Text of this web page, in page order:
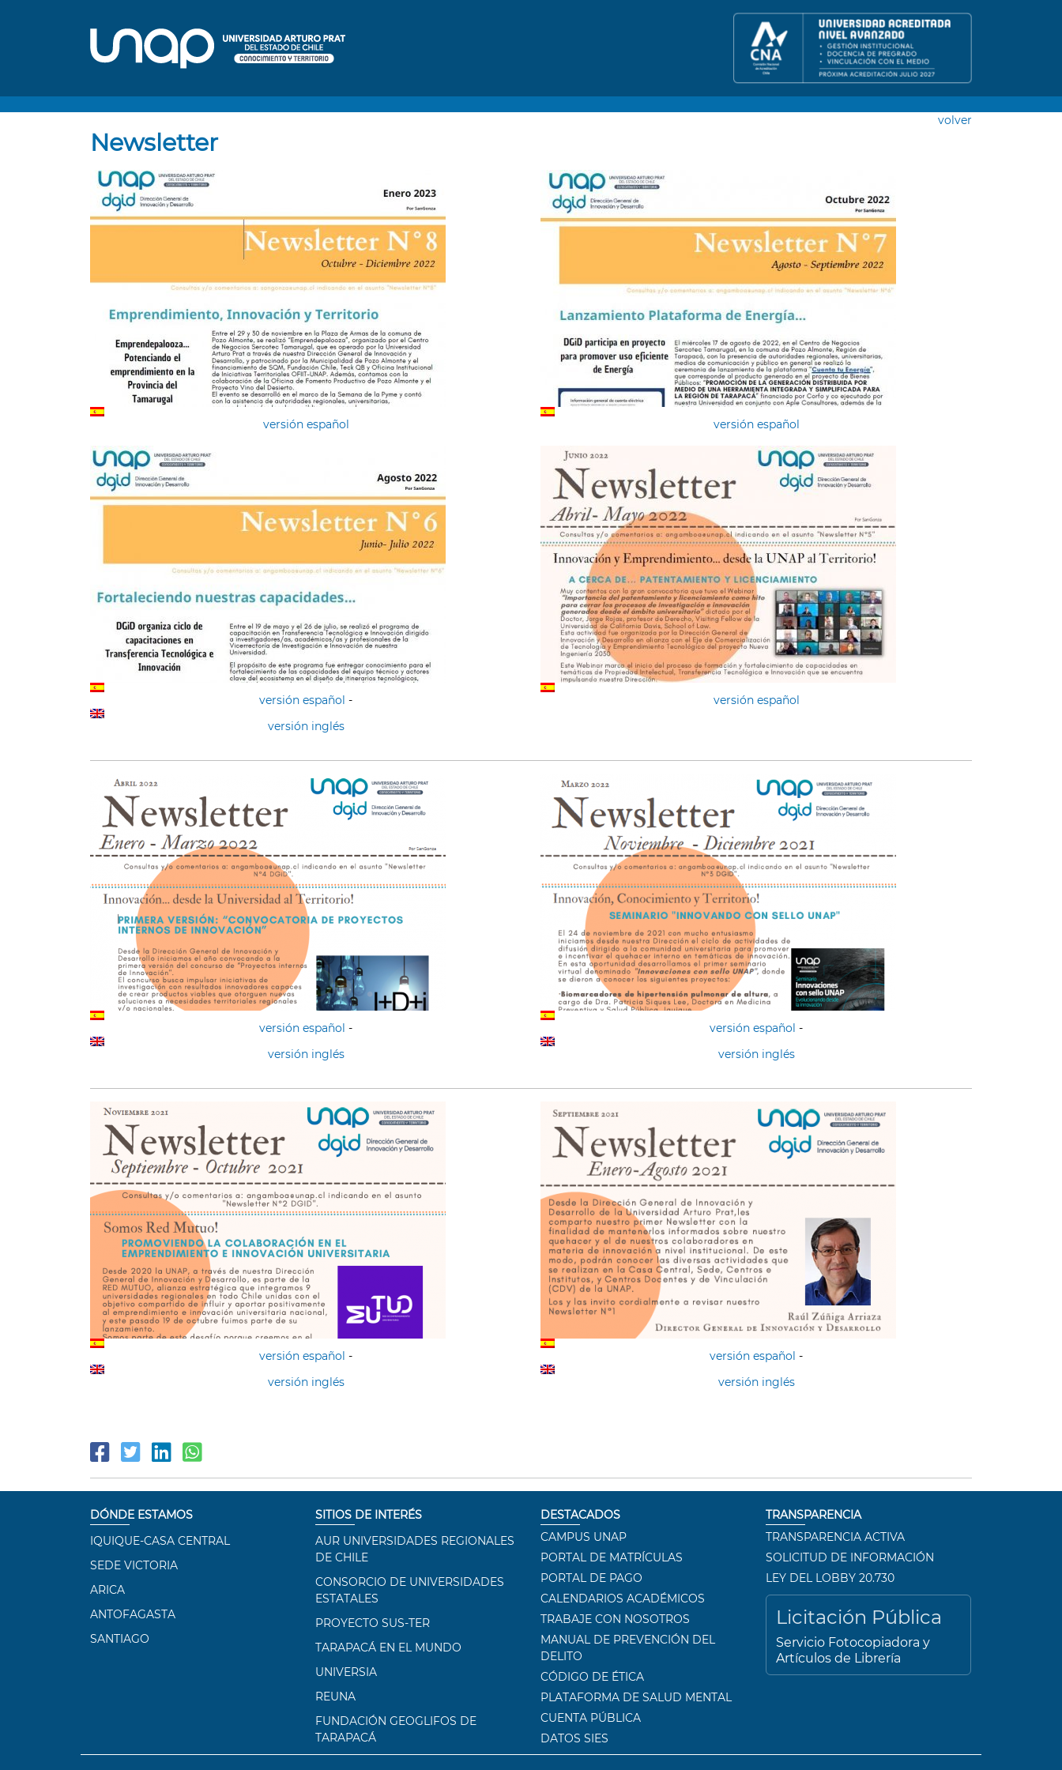
volver
Newsletter
versión español versión español
versión español -
versión inglés
versión español
versión español -
versión inglés
versión español -
versión inglés
versión español -
versión inglés
versión español -
versión inglés
DÓNDE ESTAMOS
IQUIQUE-CASA CENTRAL
SEDE VICTORIA
ARICA
ANTOFAGASTA
SANTIAGO
SITIOS DE INTERÉS
AUR UNIVERSIDADES REGIONALES
DE CHILE
CONSORCIO DE UNIVERSIDADES
ESTATALES
PROYECTO SUS-TER
TARAPACÁ EN EL MUNDO
UNIVERSIA
REUNA
FUNDACIÓN GEOGLIFOS DE
TARAPACÁ
DESTACADOS
CAMPUS UNAP
PORTAL DE MATRÍCULAS
PORTAL DE PAGO
CALENDARIOS ACADÉMICOS
TRABAJE CON NOSOTROS
MANUAL DE PREVENCIÓN DEL
DELITO
CÓDIGO DE ÉTICA
PLATAFORMA DE SALUD MENTAL
CUENTA PÚBLICA
DATOS SIES
TRANSPARENCIA
TRANSPARENCIA ACTIVA
SOLICITUD DE INFORMACIÓN
LEY DEL LOBBY 20.730
Licitación Pública
Servicio Fotocopiadora y
Artículos de Librería